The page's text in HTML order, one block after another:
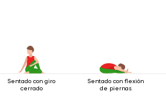
Sentado con giro
cerrado
Sentado con flexión
de piernas